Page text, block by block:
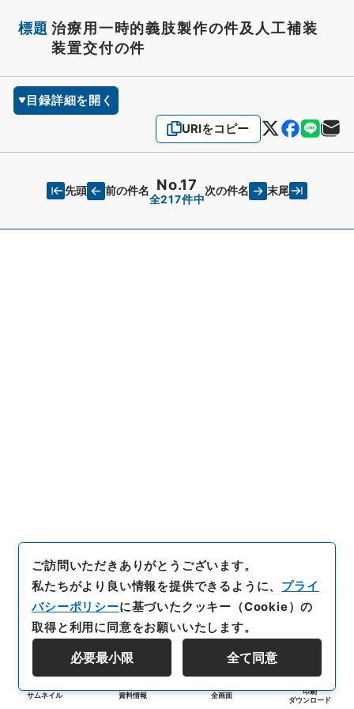
標題 治療用一時的義肢製作の件及人工補装
装置交付の件
目録詳細を開く
URIをコピー
先頭 前の件名 No.17
全217件中
次の件名 末尾
サムネイル 資料情報 全画面
印刷
ダウンロード
ご訪問いただきありがとうございます。
私たちがより良い情報を提供できるように、 プライ
バシーポリシーに基づいたクッキー（Cookie）の
取得と利用に同意をお願いいたします。
必要最小限 全て同意